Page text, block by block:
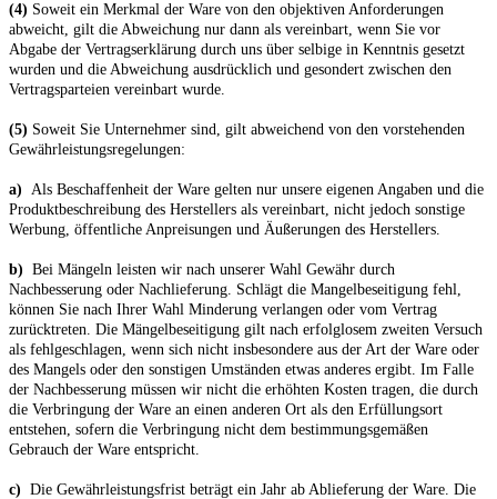
(4) Soweit ein Merkmal der Ware von den objektiven Anforderungen
abweicht, gilt die Abweichung nur dann als vereinbart, wenn Sie vor
Abgabe der Vertragserklärung durch uns über selbige in Kenntnis gesetzt
wurden und die Abweichung ausdrücklich und gesondert zwischen den
Vertragsparteien vereinbart wurde.
(5) Soweit Sie Unternehmer sind, gilt abweichend von den vorstehenden
Gewährleistungsregelungen:
a) Als Beschaffenheit der Ware gelten nur unsere eigenen Angaben und die
Produktbeschreibung des Herstellers als vereinbart, nicht jedoch sonstige
Werbung, öffentliche Anpreisungen und Äußerungen des Herstellers.
b) Bei Mängeln leisten wir nach unserer Wahl Gewähr durch
Nachbesserung oder Nachlieferung. Schlägt die Mangelbeseitigung fehl,
können Sie nach Ihrer Wahl Minderung verlangen oder vom Vertrag
zurücktreten. Die Mängelbeseitigung gilt nach erfolglosem zweiten Versuch
als fehlgeschlagen, wenn sich nicht insbesondere aus der Art der Ware oder
des Mangels oder den sonstigen Umständen etwas anderes ergibt. Im Falle
der Nachbesserung müssen wir nicht die erhöhten Kosten tragen, die durch
die Verbringung der Ware an einen anderen Ort als den Erfüllungsort
entstehen, sofern die Verbringung nicht dem bestimmungsgemäßen
Gebrauch der Ware entspricht.
c) Die Gewährleistungsfrist beträgt ein Jahr ab Ablieferung der Ware. Die